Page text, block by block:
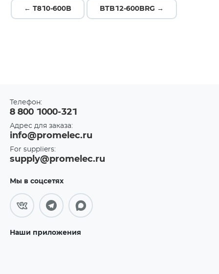
← T810-600B BTB12-600BRG →
Телефон:
8 800 1000-321
Адрес для заказа:
info@promelec.ru
For suppliers:
supply@promelec.ru
Мы в соцсетях
Наши приложения